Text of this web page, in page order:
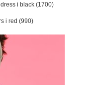
i black (1700)
i red (990)